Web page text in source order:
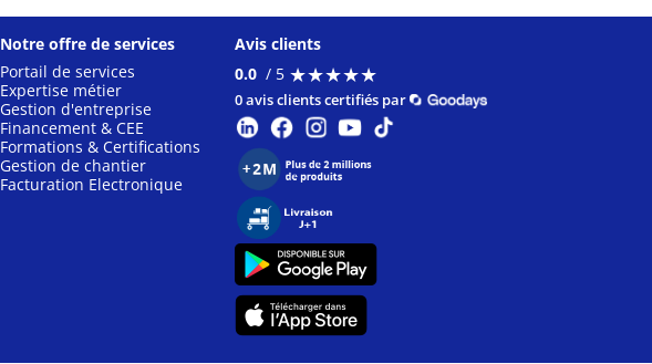
Notre offre de services
Portail de services
Expertise métier
Gestion d'entreprise
Financement & CEE
Formations & Certifications
Gestion de chantier
Facturation Electronique
Avis clients
0.0 / 5 ★★★★★
★★★★★
0 avis clients certifiés par